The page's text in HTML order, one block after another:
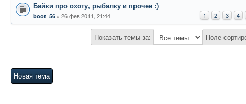
Байки про охоту, рыбалку и прочее :)
1 2 3 4
boot_56 26 фев 2011, 21:44
Показать темы за: Поле
Новая тема